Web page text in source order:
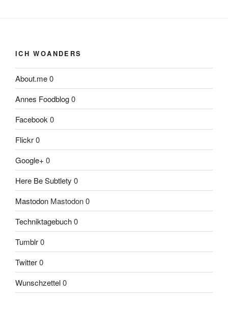
ICH WOANDERS
About.me0
Annes Foodblog0
Facebook 0
Flickr0
Google+ 0
Here Be Subtlety 0
Mastodon Mastodon 0
Techniktagebuch0
Tumblr0
Twitter0
Wunschzettel0